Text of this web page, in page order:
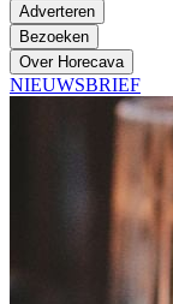
Adverteren
Bezoeken
Over Horecava
NIEUWSBRIEF